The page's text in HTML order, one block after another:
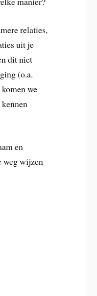
relaties,
uit je
dit niet
(o.a.
we
en
weg wijzen